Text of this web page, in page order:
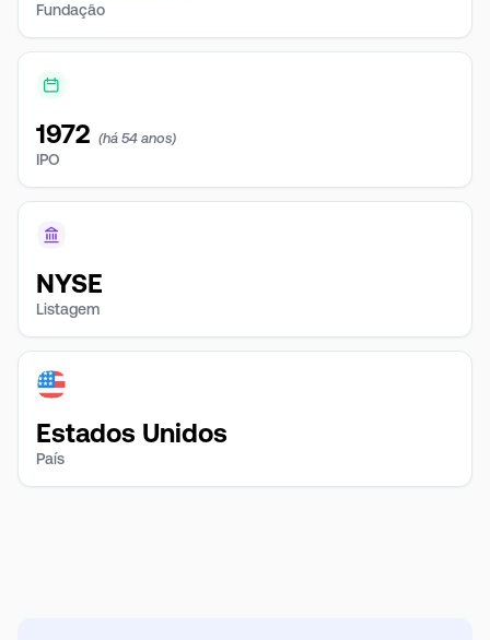
Fundação
1972 (há 54 anos)
IPO
NYSE
Listagem
Estados Unidos
País